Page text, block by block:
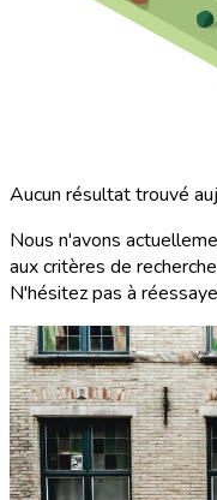
Aucun résultat trouvé
Nous n'avons
aux critères de
N'hésitez pas à